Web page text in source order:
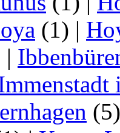
(1) |
|